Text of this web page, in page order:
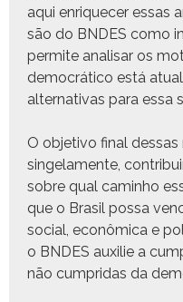
aqui enrique­cer essas
são do BNDES como
per­mite anal­is­ar os
democráti­co está
alter­na­ti­vas para essa
O obje­ti­vo final
sin­ge­la­mente,
sobre qual cam­in­ho
que o Brasil pos­sa
social, econômi­ca e
o BNDES aux­ilie a
não cumpri­das da